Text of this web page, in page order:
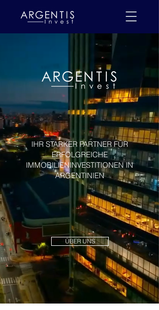
IHR STARKER PARTNER FÜR
ERFOLGREICHE
IMMOBILIENINVESTITIONEN IN
ARGENTINIEN
ÜBER UNS